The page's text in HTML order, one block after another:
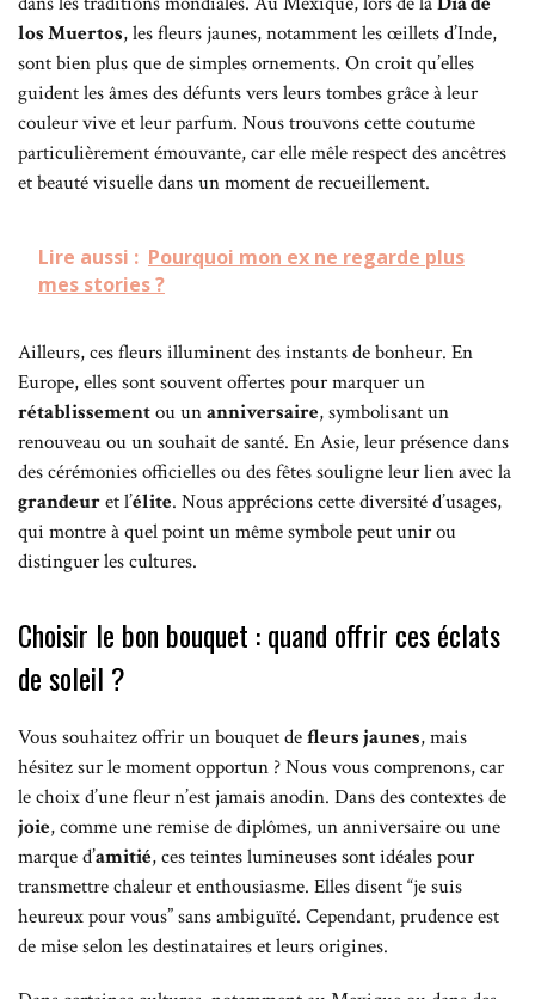
los Muertos, les fleurs jaunes, notamment les œillets d’Inde,
sont bien plus que de simples ornements. On croit qu’elles
guident les âmes des défunts vers leurs tombes grâce à leur
couleur vive et leur parfum. Nous trouvons cette coutume
particulièrement émouvante, car elle mêle respect des ancêtres
et beauté visuelle dans un moment de recueillement.
Lire aussi : Pourquoi mon ex ne regarde plus
mes stories ?
Ailleurs, ces fleurs illuminent des instants de bonheur. En
Europe, elles sont souvent offertes pour marquer un
rétablissementou unanniversaire, symbolisant un
renouveau ou un souhait de santé. En Asie, leur présence dans
des cérémonies officielles ou des fêtes souligne leur lien avec la
grandeuret l’élite. Nous apprécions cette diversité d’usages,
qui montre à quel point un même symbole peut unir ou
distinguer les cultures.
Choisir le bon bouquet : quand offrir ces éclats
de soleil ?
Vous souhaitez offrir un bouquet defleurs jaunes, mais
hésitez sur le moment opportun ? Nous vous comprenons, car
le choix d’une fleur n’est jamais anodin. Dans des contextes de
joie, comme une remise de diplômes, un anniversaire ou une
marque d’amitié, ces teintes lumineuses sont idéales pour
transmettre chaleur et enthousiasme. Elles disent “je suis
heureux pour vous” sans ambiguïté. Cependant, prudence est
de mise selon les destinataires et leurs origines.